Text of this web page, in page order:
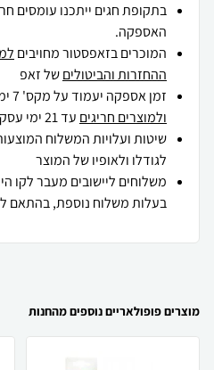
בתקופת חגים ייתכנו עומסים
האספקה.
המוכרים בזאפסטור מחויבים
ההחזרות והביטוליםשל זאפ
זמן אספקה יעמוד על מקס' 7 ימי עסקים מיום הזמנה,
ולמוצרים חריגים עד 21 ימי עסקים .
שיטות ועלויות המשלוח
לגודלו ולאופיו של המוצר
משלוחים ליישובים מעבר לקו
בעלות משלוח נוספת, בהתאם
מוצרים פופולאריים נוספים מהחנות